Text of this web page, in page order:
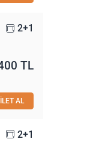
2+1
TL
AL
2+1